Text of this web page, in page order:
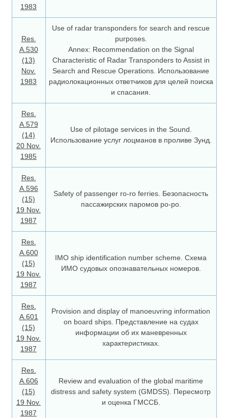
1983
Res.
A.530
(13)
Nov.
1983
Use of radar transponders for search and rescue
purposes.
Annex: Recommendation on the Signal
Characteristic of Radar Transponders to Assist in
Search and Rescue Operations. Использование
радиолокационных ответчиков для целей поиска
и спасания.
Res.
A.579
(14)
20 Nov.
1985
Use of pilotage services in the Sound.
Использование услуг лоцманов в проливе Зунд.
Res.
A.596
(15)
19 Nov.
1987
Safety of passenger ro-ro ferries. Безопасность
пассажирских паромов ро-ро.
Res.
A.600
(15)
19 Nov.
1987
IMO ship identification number scheme. Схема
ИМО судовых опознавательных номеров.
Res.
A.601
(15)
19 Nov.
1987
Provision and display of manoeuvring information
on board ships. Представление на судах
информации об их маневренных
характеристиках.
Res.
А.606
(15)
19 Nov.
1987
Review and evaluation of the global maritime
distress and safety system (GMDSS). Пересмотр
и оценка ГМССБ.